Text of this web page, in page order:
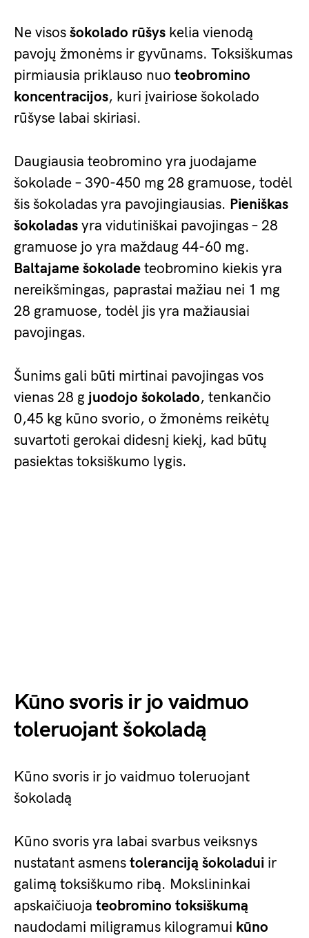
Ne visos šokolado rūšys kelia vienodą
pavojų žmonėms ir gyvūnams. Toksiškumas
pirmiausia priklauso nuo teobromino
koncentracijos, kuri įvairiose šokolado
rūšyse labai skiriasi.
Daugiausia teobromino yra juodajame
šokolade – 390-450 mg 28 gramuose, todėl
šis šokoladas yra pavojingiausias. Pieniškas
šokoladas yra vidutiniškai pavojingas – 28
gramuose jo yra maždaug 44-60 mg.
Baltajame šokolade teobromino kiekis yra
nereikšmingas, paprastai mažiau nei 1 mg
28 gramuose, todėl jis yra mažiausiai
pavojingas.
Šunims gali būti mirtinai pavojingas vos
vienas 28 g juodojo šokolado, tenkančio
0,45 kg kūno svorio, o žmonėms reikėtų
suvartoti gerokai didesnį kiekį, kad būtų
pasiektas toksiškumo lygis.
Kūno svoris ir jo vaidmuo
toleruojant šokoladą
Kūno svoris ir jo vaidmuo toleruojant
šokoladą
Kūno svoris yra labai svarbus veiksnys
nustatant asmens toleranciją šokoladui ir
galimą toksiškumo ribą. Mokslininkai
apskaičiuoja teobromino toksiškumą
naudodami miligramus kilogramui kūno